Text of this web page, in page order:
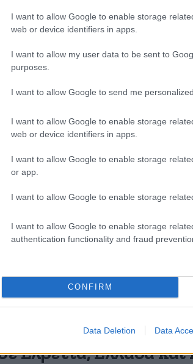
I want to allow Google to enable storage
web or device identifiers in apps.
I want to allow my user data to be sent to
purposes.
I want to allow Google to send me
I want to allow Google to enable storage
web or device identifiers in apps.
I want to allow Google to enable storage
or app.
I want to allow Google to enable storage
I want to allow Google to enable storage
authentication functionality and fraud
CONFIRM
Data Deletion Data
Ελβετία, Ελλάδα και